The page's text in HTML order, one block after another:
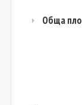
Обща